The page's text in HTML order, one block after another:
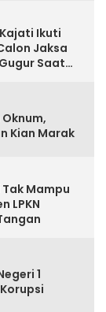
Ikuti
Jaksa
Saat
Kian Marak
Mampu
LPKN
1